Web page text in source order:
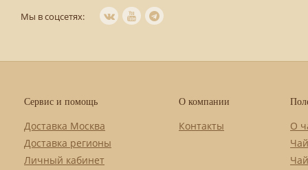
Мы в соцсетях:
Сервис и помощь
Доставка Москва
Доставка регионы
Личный кабинет
О компании
Контакты
О